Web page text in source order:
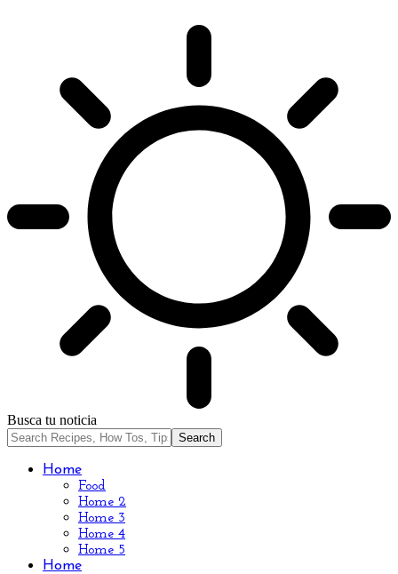
Busca tu noticia
Home
Food
Home 2
Home 3
Home 4
Home 5
Home